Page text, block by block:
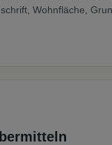
Wohnfläche,